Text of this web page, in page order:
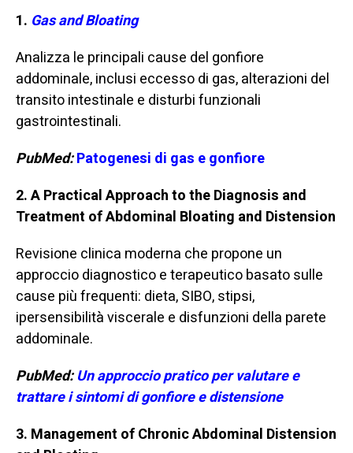
1. Gas and Bloating
Analizza le principali cause del gonfiore
addominale, inclusi eccesso di gas, alterazioni del
transito intestinale e disturbi funzionali
gastrointestinali.
PubMed:Patogenesi di gas e gonfiore
2. A Practical Approach to the Diagnosis and
Treatment of Abdominal Bloating and Distension
Revisione clinica moderna che propone un
approccio diagnostico e terapeutico basato sulle
cause più frequenti: dieta, SIBO, stipsi,
ipersensibilità viscerale e disfunzioni della parete
addominale.
PubMed:Un approccio pratico per valutare e
trattare i sintomi di gonfiore e distensione
3. Management of Chronic Abdominal Distension